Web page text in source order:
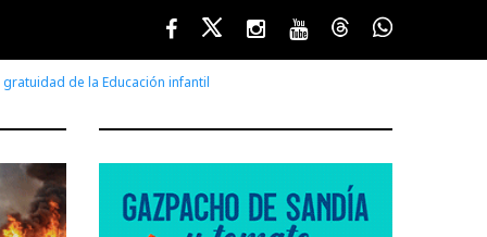
FacebookTwitterInstagramYoutubeThreadsWhatsApp
de la Educación infantil